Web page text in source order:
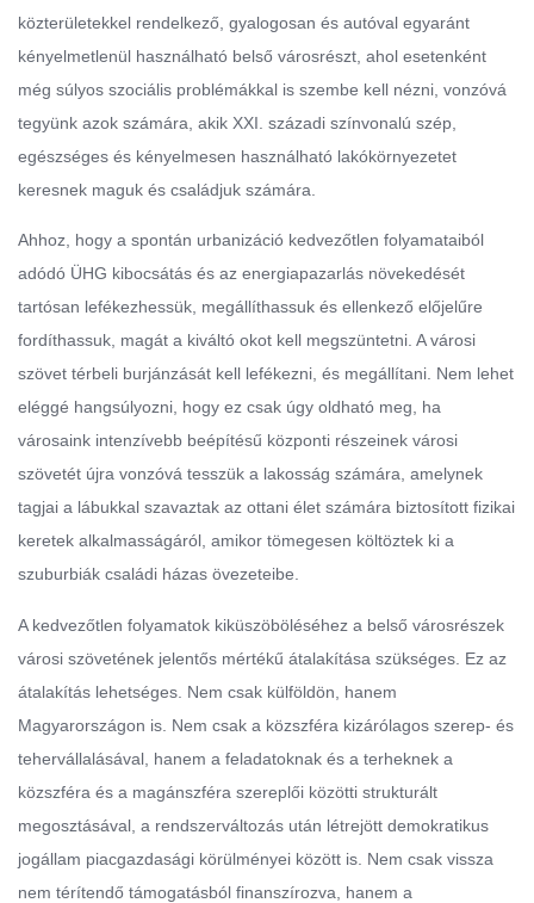
közterületekkel rendelkező, gyalogosan és autóval egyaránt
kényelmetlenül használható belső városrészt, ahol esetenként
még súlyos szociális problémákkal is szembe kell nézni, vonzóvá
tegyünk azok számára, akik XXI. századi színvonalú szép,
egészséges és kényelmesen használható lakókörnyezetet
keresnek maguk és családjuk számára.
Ahhoz, hogy a spontán urbanizáció kedvezőtlen folyamataiból
adódó ÜHG kibocsátás és az energiapazarlás növekedését
tartósan lefékezhessük, megállíthassuk és ellenkező előjelűre
fordíthassuk, magát a kiváltó okot kell megszüntetni. A városi
szövet térbeli burjánzását kell lefékezni, és megállítani. Nem lehet
eléggé hangsúlyozni, hogy ez csak úgy oldható meg, ha
városaink intenzívebb beépítésű központi részeinek városi
szövetét újra vonzóvá tesszük a lakosság számára, amelynek
tagjai a lábukkal szavaztak az ottani élet számára biztosított fizikai
keretek alkalmasságáról, amikor tömegesen költöztek ki a
szuburbiák családi házas övezeteibe.
A kedvezőtlen folyamatok kiküszöböléséhez a belső városrészek
városi szövetének jelentős mértékű átalakítása szükséges. Ez az
átalakítás lehetséges. Nem csak külföldön, hanem
Magyarországon is. Nem csak a közszféra kizárólagos szerep- és
tehervállalásával, hanem a feladatoknak és a terheknek a
közszféra és a magánszféra szereplői közötti strukturált
megosztásával, a rendszerváltozás után létrejött demokratikus
jogállam piacgazdasági körülményei között is. Nem csak vissza
nem térítendő támogatásból finanszírozva, hanem a